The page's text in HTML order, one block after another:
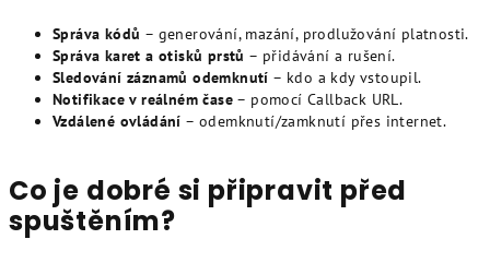
Správa kódů – generování, mazání, prodlužování platnosti.
Správa karet a otisků prstů – přidávání a rušení.
Sledování záznamů odemknutí – kdo a kdy vstoupil.
Notifikace v reálném čase – pomocí Callback URL.
Vzdálené ovládání – odemknutí/zamknutí přes internet.
Co je dobré si připravit před
spuštěním?